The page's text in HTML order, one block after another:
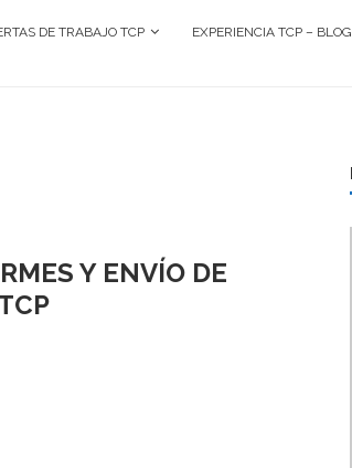
DE TRABAJO TCP EXPERIENCIA TCP – BLOG
Y ENVÍO DE